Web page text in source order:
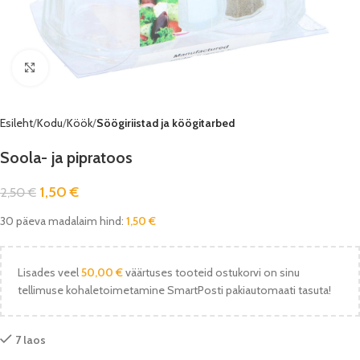
Vaata pilti
Esileht Kodu Köök Söögiriistad ja köögitarbed
Soola- ja pipratoos
2,50€ 1,50€
30 päeva madalaim hind: 1,50 €
Lisades veel50,00 €väärtuses tooteid ostukorvi on sinu
tellimuse kohaletoimetamine SmartPosti pakiautomaati tasuta!
7 laos